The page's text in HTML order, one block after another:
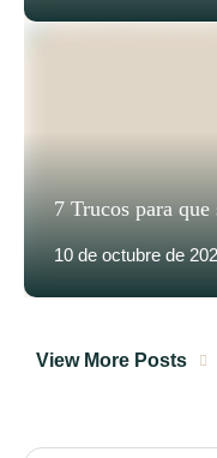
7 Trucos para que
10 de octubre de
View More Posts